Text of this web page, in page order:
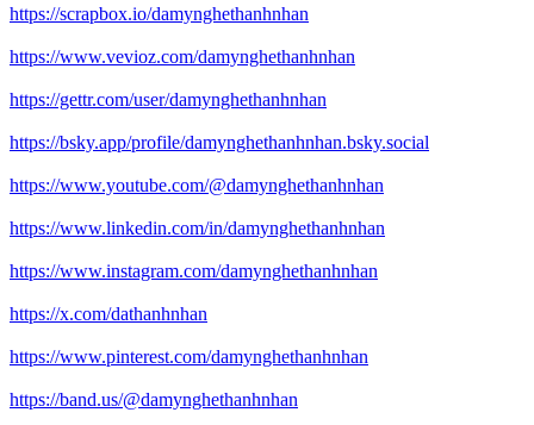
https://scrapbox.io/damynghethanhnhan
https://www.vevioz.com/damynghethanhnhan
https://gettr.com/user/damynghethanhnhan
https://bsky.app/profile/damynghethanhnhan.bsky.social
https://www.youtube.com/@damynghethanhnhan
https://www.linkedin.com/in/damynghethanhnhan
https://www.instagram.com/damynghethanhnhan
https://x.com/dathanhnhan
https://www.pinterest.com/damynghethanhnhan
https://band.us/@damynghethanhnhan